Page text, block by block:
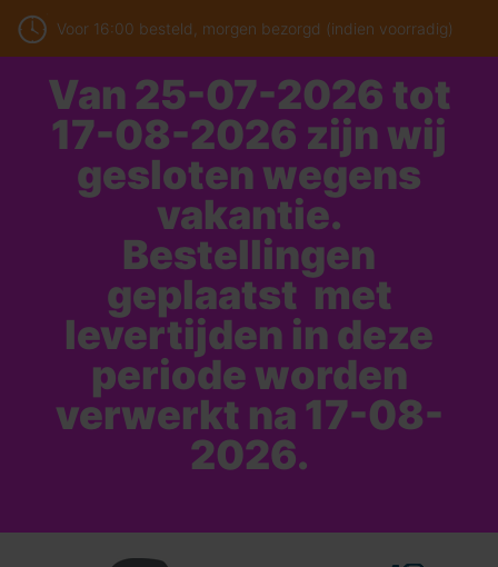
Voor 16:00 besteld, morgen bezorgd (indien voorradig)
Van 25-07-2026 tot
17-08-2026 zijn wij
gesloten wegens
vakantie.
Bestellingen
geplaatst met
levertijden in deze
periode worden
verwerkt na 17-08-
2026.